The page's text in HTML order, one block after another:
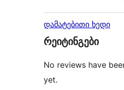
დამატებითი ხედი
რეიტინგები
No reviews have
yet.